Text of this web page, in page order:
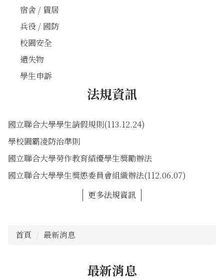
宿舍 / 賃居
兵役 / 國防
校園安全
遺失物
學生申訴
法規資訊
國立聯合大學學生請假規則(113.12.24)
學校園霸凌防治準則
國立聯合大學勞作教育績優學生獎勵辦法
國立聯合大學學生獎懲委員會組織辦法(112.06.07)
更多法規資訊
首頁 最新消息
最新消息